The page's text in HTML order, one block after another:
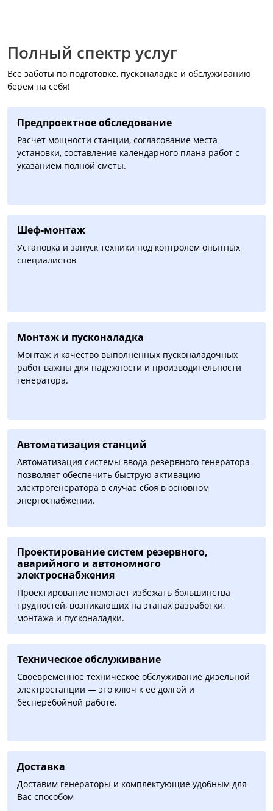
Полный спектр услуг
Все заботы по подготовке, пусконаладке и обслуживанию
берем на себя!
Предпроектное обследование
Расчет мощности станции, согласование места
установки, составление календарного плана работ с
указанием полной сметы.
Шеф-монтаж
Установка и запуск техники под контролем опытных
специалистов
Монтаж и пусконаладка
Монтаж и качество выполненных пусконаладочных
работ важны для надежности и производительности
генератора.
Автоматизация cтанций
Автоматизация системы ввода резервного генератора
позволяет обеспечить быструю активацию
электрогенератора в случае сбоя в основном
энергоснабжении.
Проектирование систем резервного,
аварийного и автономного
электроснабжения
Проектирование помогает избежать большинства
трудностей, возникающих на этапах разработки,
монтажа и пусконаладки.
Техническое обслуживание
Своевременное техническое обслуживание дизельной
электростанции — это ключ к её долгой и
бесперебойной работе.
Доставка
Доставим генераторы и комплектующие удобным для
Вас способом